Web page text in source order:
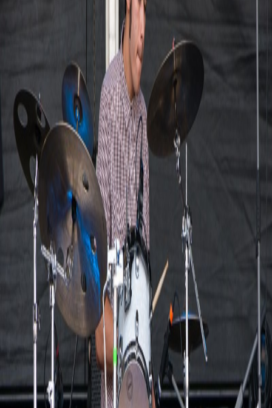
Mighty Sounds Vol. 11 2015 / Tábor
3. července 2015
Letiště aeroklubu, Tábor
297 fotek
Fotografie (4)